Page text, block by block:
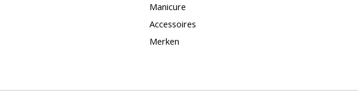
Manicure
Accessoires
Merken